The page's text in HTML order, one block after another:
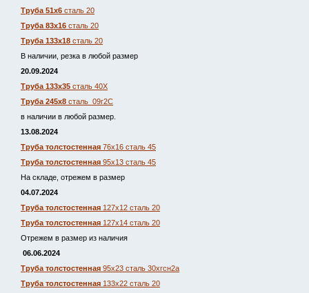
Труба 51х6 сталь 20
Труба 83х16 сталь 20
Труба 133х18 сталь 20
В наличии, резка в любой размер
20.09.2024
Труба 133х35 сталь 40Х
Труба 245х8 сталь 09г2С
в наличии в любой размер.
13.08.2024
Труба толстостенная 76х16 сталь 45
Труба толстостенная 95х13 сталь 45
На складе, отрежем в размер
04.07.2024
Труба толстостенная 127х12 сталь 20
Труба толстостенная 127х14 сталь 20
Отрежем в размер из наличия
06.06.2024
Труба толстостенная 95х23 сталь 30хгсн2а
Труба толстостенная 133х22 сталь 20